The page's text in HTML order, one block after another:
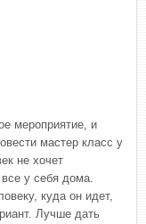
мероприятие, и
мастер класс у
не хочет
у себя дома.
куда он идет,
Лучше дать